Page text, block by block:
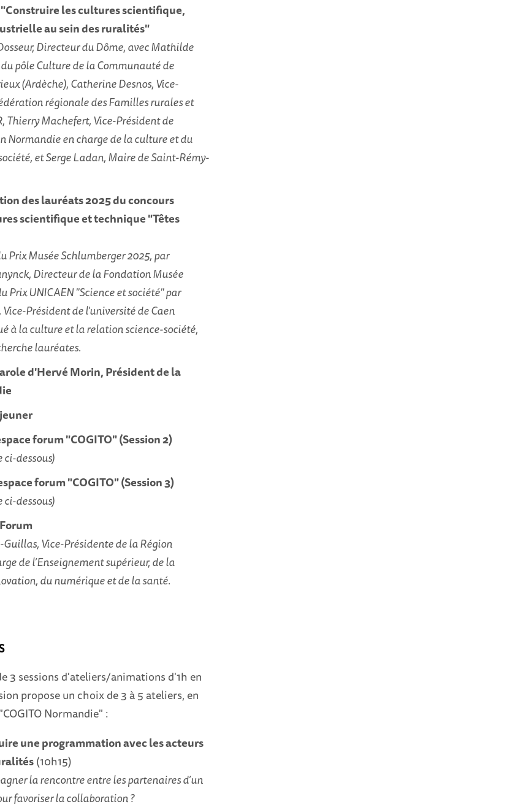
"Construire les cultures scientifique,
au sein des ruralités"
Directeur du Dôme, avec Mathilde
pôle Culture de la Communauté de
(Ardèche), Catherine Desnos, Vice-
régionale des Familles rurales et
Thierry Machefert, Vice-Président de
Normandie en charge de la culture et du
et Serge Ladan, Maire de Saint-Rémy-
des lauréats 2025 du concours
scientifique et technique "Têtes
Prix Musée Schlumberger 2025, par
Directeur de la Fondation Musée
Prix UNICAEN "Science et société" par
Président de l'université de Caen
à la culture et la relation science-société,
lauréates.
d'Hervé Morin, Président de la
forum "COGITO" (Session 2)
dessous)
forum "COGITO" (Session 3)
dessous)
Vice-Présidente de la Région
de l’Enseignement supérieur, de la
du numérique et de la santé.
3 sessions d'ateliers/animations d'1h en
propose un choix de 3 à 5 ateliers, en
Normandie" :
une programmation avec les acteurs
(10h15)
la rencontre entre les partenaires d’un
favoriser la collaboration ?